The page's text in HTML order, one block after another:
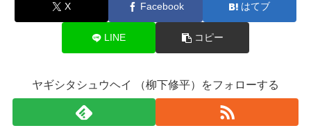
X Facebook はてブ
LINE コピー
ヤギシタシュウヘイ （柳下修平）をフォローする